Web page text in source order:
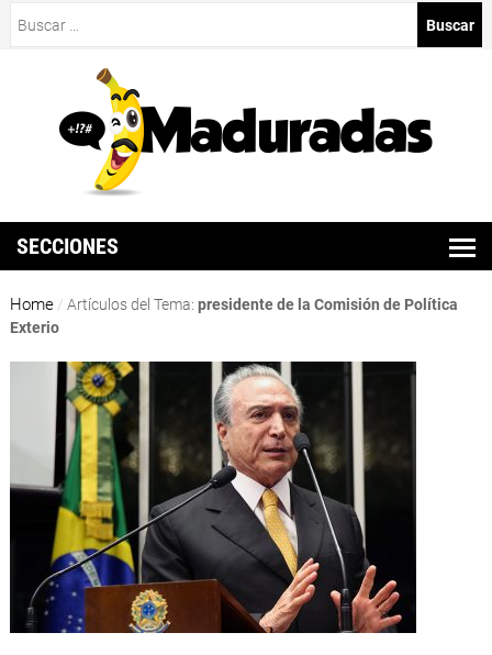
SECCIONES
Home / Artículos del Tema: presidente de la Comisión de Política
Exterio